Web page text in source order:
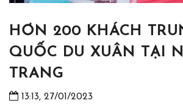
HƠN 200 KHÁCH
QUỐC DU XUÂN TẠI
TRANG
13:13, 27/01/2023